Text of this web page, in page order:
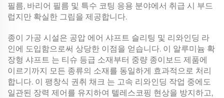
필름, 바리어 필름 및 특수 코팅 응용 분야에서 취급 시 부드
럽지만 확실한 그립을 제공합니다.
종이 가공 시설은 공압 에어 샤프트 슬리팅 및 리와인딩 라
인에 도입함으로써 상당한 이점을 얻습니다. 이 알루미늄 확
장형 샤프트 는 티슈 등급 소재부터 중량 종이보드 제품에
이르기까지 모든 종류의 소재를 동일하게 효과적으로 처리
합니다. 이 팽창식 권취 채크 는 고속 리와인딩 작업 중에도
일관된 장력 제어를 유지하여 텔레스코핑 현상을 방지하고,